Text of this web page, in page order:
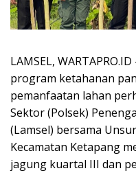
LAMSEL,
program ketahanan
pemanfaatan lahan
Sektor (Polsek)
(Lamsel) bersama
Kecamatan Ketapang
jagung kuartal III dan